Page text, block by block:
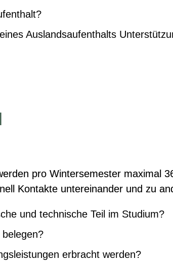
Auslandsaufenthalts
pro Wintersemester maximal
Kontakte untereinander und zu
und technische Teil im Studium?
erbracht werden?